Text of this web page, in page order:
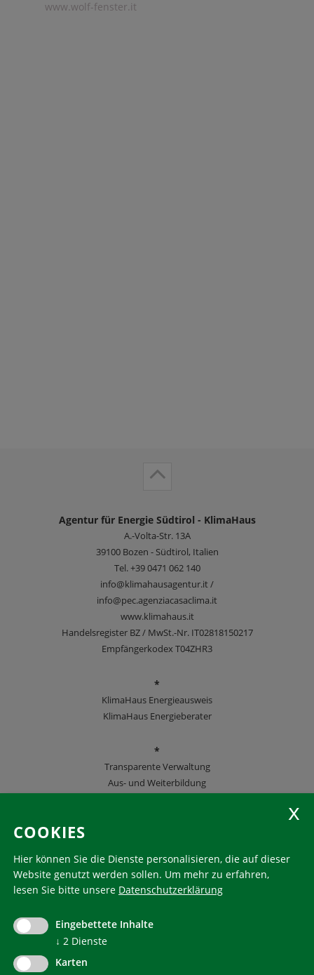
www.wolf-fenster.it
Agentur für Energie Südtirol - KlimaHaus
A.-Volta-Str. 13A
39100 Bozen - Südtirol, Italien
Tel.+39 0471 062 140
info@klimahausagentur.it /
info@pec.agenziacasaclima.it
www.klimahaus.it
Handelsregister BZ / MwSt.-Nr. IT02818150217
Empfängerkodex T04ZHR3
*
KlimaHaus Energieausweis
KlimaHaus Energieberater
*
Transparente Verwaltung
Aus- und Weiterbildung
KlimaHaus ist eine eingetragene Marke. Die Nutzung muss
communication@klimahausagentur.it
© 2022 Agentur für Energie Südtirol - KlimaHaus
COOKIES
Hier können Sie die Dienste personalisieren, die auf dieser
Website genutzt werden sollen. Um mehr zu erfahren,
lesen Sie bitte unsere Datenschutzerklärung
Eingebettete Inhalte
↓ 2 Dienste
Karten